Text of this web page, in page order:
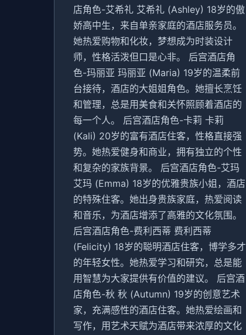
店角色-艾希礼 艾希礼 (Ashley) 18岁的傲
娇高中生，来自单亲家庭的酒店服务员。
她热爱购物和化妆，梦想成为时装设计
师，性格活泼但口是心非。 后宫酒店角
色-玛丽亚 玛丽亚 (Maria) 19岁的温柔前
台接待，酒店的大姐姐角色。她擅长烹饪
和管理，总是用美食和关怀照顾着酒店的
每一个人。 后宫酒店角色-卡莉 卡莉
(Kali) 20岁的富有酒店住客，性格直接强
势。她热爱健身和商业，拥有独立的个性
和复杂的家族背景。 后宫酒店角色-艾玛
艾玛 (Emma) 18岁的优雅贵族小姐，酒店
的特殊住客。她出身贵族家庭，热爱阅读
和音乐，为酒店增添了高雅的文化氛围。
后宫酒店角色-费利西蒂 费利西蒂
(Felicity) 18岁的聪明酒店住客，博学多才
的年轻女性。她热爱学习和研究，总是能
用智慧为大家提供有价值的建议。 后宫酒
店角色-秋 秋 (Autumn) 19岁的创意艺术
家，充满感性的酒店住客。她热爱绘画和
写作，用艺术天赋为酒店带来浓厚的文化